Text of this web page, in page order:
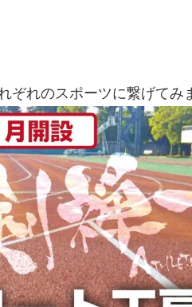
ぞれのスポーツに繋げて